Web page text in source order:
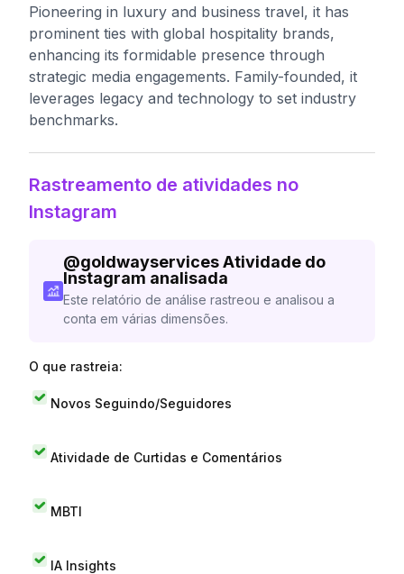
Pioneering in luxury and business travel, it has
prominent ties with global hospitality brands,
enhancing its formidable presence through
strategic media engagements. Family-founded, it
leverages legacy and technology to set industry
benchmarks.
Rastreamento de atividades no
Instagram
@goldwayservices Atividade do
Instagram analisada
Este relatório de análise rastreou e analisou a
conta em várias dimensões.
O que rastreia:
Novos Seguindo/Seguidores
Atividade de Curtidas e Comentários
MBTI
IA Insights